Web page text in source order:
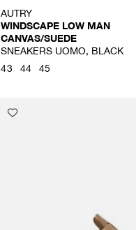
AUTRY
WINDSCAPE LOW MAN
CANVAS/SUEDE
SNEAKERS UOMO, BLACK
43 44 45